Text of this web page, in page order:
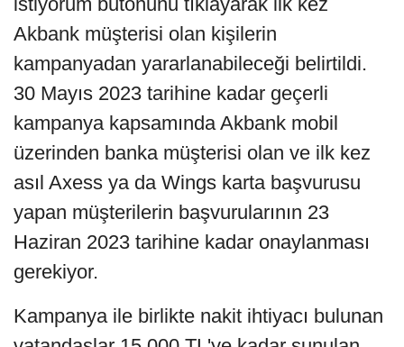
Akbank müşterisi olan kişilerin
kampanyadan yararlanabileceği belirtildi.
30 Mayıs 2023 tarihine kadar geçerli
kampanya kapsamında Akbank mobil
üzerinden banka müşterisi olan ve ilk kez
asıl Axess ya da Wings karta başvurusu
yapan müşterilerin başvurularının 23
Haziran 2023 tarihine kadar onaylanması
gerekiyor.
Kampanya ile birlikte nakit ihtiyacı bulunan